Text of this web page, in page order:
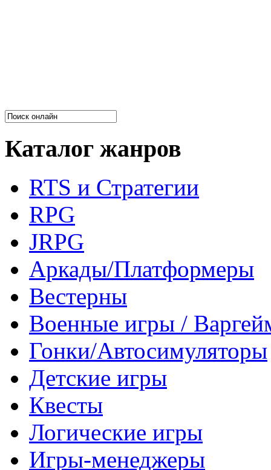
Каталог жанров
RTS и Стратегии
RPG
JRPG
Аркады/Платформеры
Вестерны
Военные игры /
Гонки/Автосимуляторы
Детские игры
Квесты
Логические игры
Игры-менеджеры